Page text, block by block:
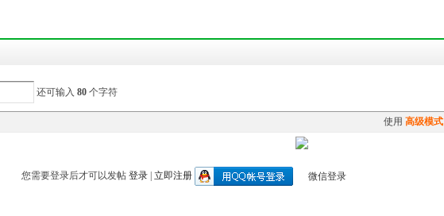
还可输入 80 个字符
使用 高级模式
您需要登录后才可以发帖 登录| 立即注册